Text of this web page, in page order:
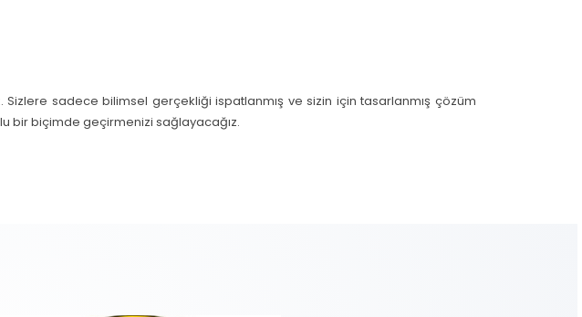
Sizlere sadece bilimsel gerçekliği ispatlanmış ve sizin için tasarlanmış çözüm
bir biçimde geçirmenizi sağlayacağız.